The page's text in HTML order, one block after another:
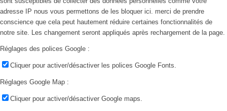
adresse IP nous vous permettons de les bloquer ici. merci de prendre
conscience que cela peut hautement réduire certaines fonctionnalités de
notre site. Les changement seront appliqués après rechargement de la page.
Réglages des polices Google :
Cliquer pour activer/désactiver les polices Google Fonts.
Réglages Google Map :
Cliquer pour activer/désactiver Google maps.